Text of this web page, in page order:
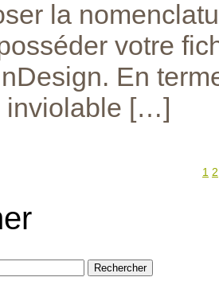
la
votre
En
inviolable […]
1 2